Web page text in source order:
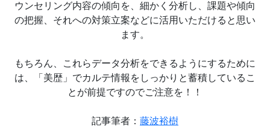
ウンセリング内容の傾向を、細かく分析し、課題や傾向
の把握、それへの対策立案などに活用いただけると思い
ます。
もちろん、これらデータ分析をできるようにするために
は、「美歴」でカルテ情報をしっかりと蓄積しているこ
とが前提ですのでご注意を！！
記事筆者： 藤波裕樹